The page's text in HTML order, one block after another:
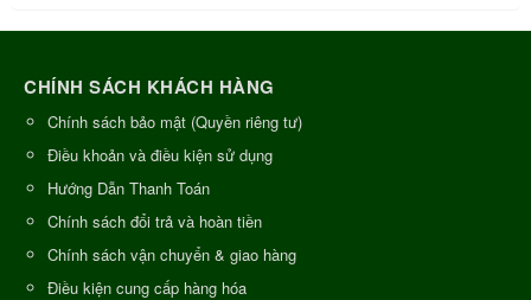
CHÍNH SÁCH KHÁCH HÀNG
Chính sách bảo mật (Quyền riêng tư)
Điều khoản và điều kiện sử dụng
Hướng Dẫn Thanh Toán
Chính sách đổi trả và hoàn tiền
Chính sách vận chuyển & giao hàng
Điều kiện cung cấp hàng hóa